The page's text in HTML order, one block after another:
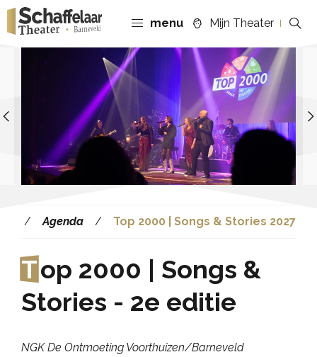
menu Mijn Theater
Previous
Agenda Top 2000 | Songs & Stories 2027
Top 2000 | Songs &
Stories - 2e editie
NGK De Ontmoeting Voorthuizen/Barneveld